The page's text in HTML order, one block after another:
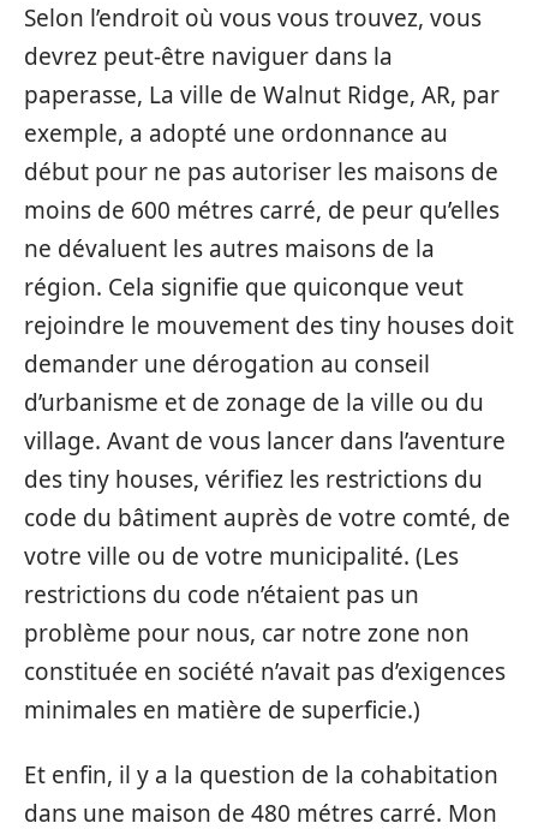
Selon l’endroit où vous vous trouvez, vous
devrez peut-être naviguer dans la
paperasse, La ville de Walnut Ridge, AR, par
exemple, a adopté une ordonnance au
début pour ne pas autoriser les maisons de
moins de 600 métres carré, de peur qu’elles
ne dévaluent les autres maisons de la
région. Cela signifie que quiconque veut
rejoindre le mouvement des tiny houses doit
demander une dérogation au conseil
d’urbanisme et de zonage de la ville ou du
village. Avant de vous lancer dans l’aventure
des tiny houses, vérifiez les restrictions du
code du bâtiment auprès de votre comté, de
votre ville ou de votre municipalité. (Les
restrictions du code n’étaient pas un
problème pour nous, car notre zone non
constituée en société n’avait pas d’exigences
minimales en matière de superficie.)
Et enfin, il y a la question de la cohabitation
dans une maison de 480 métres carré. Mon